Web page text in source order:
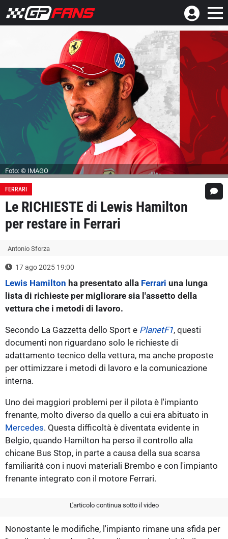
Foto: © IMAGO
FERRARI
Le RICHIESTE di Lewis Hamilton
per restare in Ferrari
Antonio Sforza
17 ago 2025 19:00
Lewis Hamilton ha presentato alla Ferrari una lunga
lista di richieste per migliorare sia l'assetto della
vettura che i metodi di lavoro.
Secondo La Gazzetta dello Sport e PlanetF1, questi
documenti non riguardano solo le richieste di
adattamento tecnico della vettura, ma anche proposte
per ottimizzare i metodi di lavoro e la comunicazione
interna.
Uno dei maggiori problemi per il pilota è l'impianto
frenante, molto diverso da quello a cui era abituato in
Mercedes. Questa difficoltà è diventata evidente in
Belgio, quando Hamilton ha perso il controllo alla
chicane Bus Stop, in parte a causa della sua scarsa
familiarità con i nuovi materiali Brembo e con l'impianto
frenante integrato con il motore Ferrari.
L'articolo continua sotto il video
Nonostante le modifiche, l'impianto rimane una sfida per